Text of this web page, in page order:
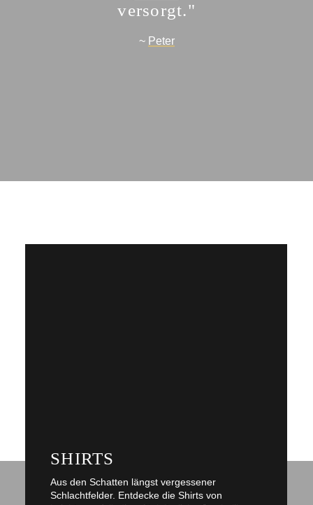
versorgt."
~ Peter
SHIRTS
Aus den Schatten längst vergessener
Schlachtfelder. Entdecke die Shirts von